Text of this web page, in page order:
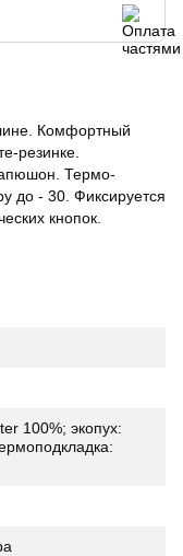
Комфортный
резинке.
Термо-
до - 30. Фиксируется
кнопок.
100%; экопух: